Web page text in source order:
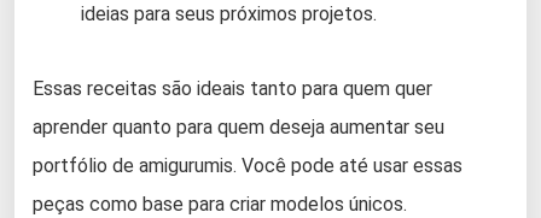
ideias para seus próximos projetos.
Essas receitas são ideais tanto para quem quer
aprender quanto para quem deseja aumentar seu
portfólio de amigurumis. Você pode até usar essas
peças como base para criar modelos únicos.